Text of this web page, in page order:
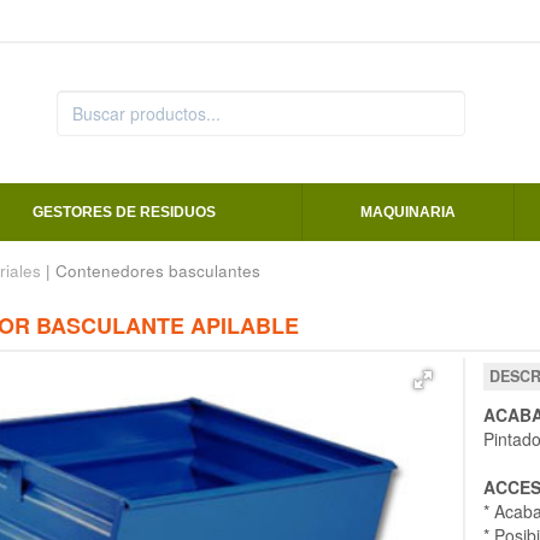
GESTORES DE RESIDUOS MAQUINARIA
| Contenedores basculantes
BASCULANTE APILABLE
*